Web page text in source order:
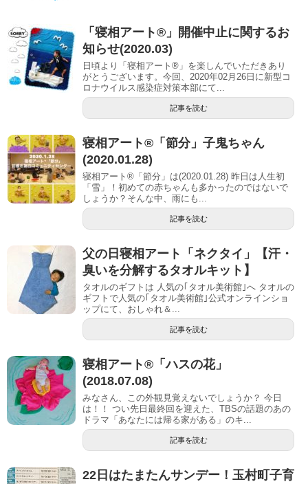
「寝相アート®」開催中止に関するお
知らせ(2020.03)
日頃より「寝相アート®」を楽しんでいただきあり
がとうございます。今回、2020年02月26日に新型コ
ロナウイルス感染症対策本部にて...
記事を読む
寝相アート®「節分」子鬼ちゃん
(2020.01.28)
寝相アート®「節分」は(2020.01.28) 昨日は人生初
「雪」！初めての赤ちゃんも多かったのではないで
しょうか？そんな中、雨にも...
記事を読む
父の日寝相アート「ネクタイ」【汗・
臭いを分解するタオルキット】
タオルのギフトは 人気の｢タオル美術館｣へ タオルの
ギフトで人気の｢タオル美術館｣公式オンラインショ
ップにて、おしゃれ＆...
記事を読む
寝相アート®︎「ハスの花」
(2018.07.08)
みなさん、この外観見覚えないでしょうか？ 今日
は！！ つい先日最終回を迎えた、TBSの話題のあの
ドラマ「あなたには帰る家がある」のキ...
記事を読む
22日はたまたんサンデー！玉村町子育